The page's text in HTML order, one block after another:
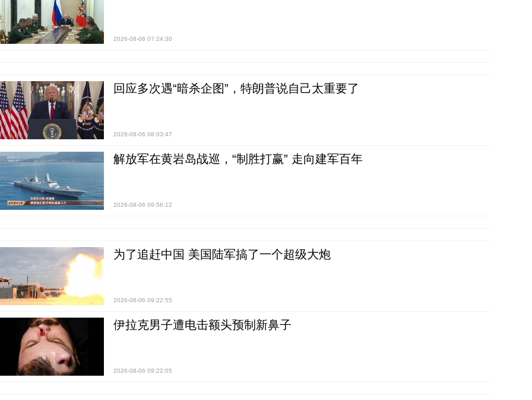
2026-08-06 07:24:30
回应多次遇“暗杀企图”，特朗普说自己太重要了
2026-08-06 08:03:47
解放军在黄岩岛战巡，“制胜打赢” 走向建军百年
2026-08-06 09:56:12
为了追赶中国 美国陆军搞了一个超级大炮
2026-08-06 09:22:55
伊拉克男子遭电击额头预制新鼻子
2026-08-06 09:22:05